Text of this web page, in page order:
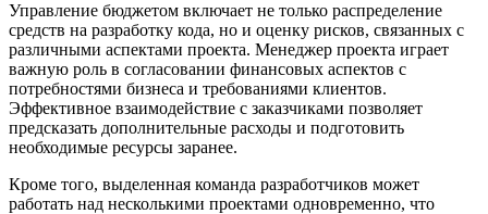
Управление бюджетом включает не только распределение
средств на разработку кода, но и оценку рисков, связанных с
различными аспектами проекта. Менеджер проекта играет
важную роль в согласовании финансовых аспектов с
потребностями бизнеса и требованиями клиентов.
Эффективное взаимодействие с заказчиками позволяет
предсказать дополнительные расходы и подготовить
необходимые ресурсы заранее.
Кроме того, выделенная команда разработчиков может
работать над несколькими проектами одновременно, что